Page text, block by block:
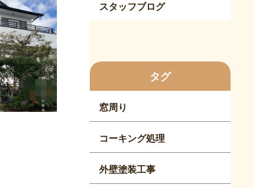
スタッフブログ
タグ
窓周り
コーキング処理
外壁塗装工事